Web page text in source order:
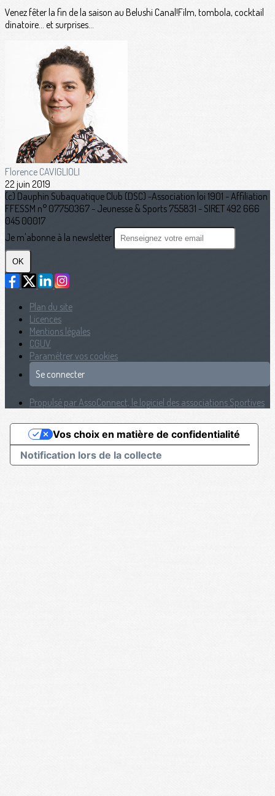
Venez fêter la fin de la saison au Belushi Canal!Film, tombola, cocktail
dinatoire… et surprises...
Florence CAVIGLIOLI
22 juin 2019
(c) Dauphin Subaquatique Club (DSC) -Association loi 1901 - Affiliation
FFESSM n° 07750367 - Jeunesse & Sports 755831 - SIRET 492 666
045 00017
Je m'abonne à la newsletter
OK
Plan du site
Licences
Mentions légales
CGUV
Paramétrer vos cookies
Se connecter
Propulsé par AssoConnect, le logiciel des associations Sportives
Notification lors de la collecte
Vos choix en matière de confidentialité